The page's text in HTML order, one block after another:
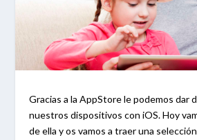
Gracias a la AppStore le podemos dar
nuestros dispositivos con iOS. Hoy
de ella y os vamos a traer una